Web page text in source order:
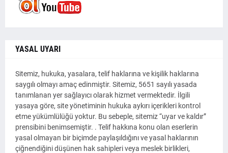
YASAL UYARI
Sitemiz, hukuka, yasalara, telif haklarına ve kişilik haklarına
saygılı olmayı amaç edinmiştir. Sitemiz, 5651 sayılı yasada
tanımlanan yer sağlayıcı olarak hizmet vermektedir. İlgili
yasaya göre, site yönetiminin hukuka aykırı içerikleri kontrol
etme yükümlülüğü yoktur. Bu sebeple, sitemiz “uyar ve kaldır”
prensibini benimsemiştir. . Telif hakkına konu olan eserlerin
yasal olmayan bir biçimde paylaşıldığını ve yasal haklarının
çiğnendiğini düşünen hak sahipleri veya meslek birlikleri,